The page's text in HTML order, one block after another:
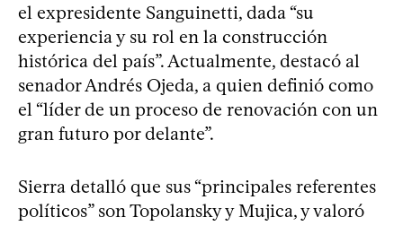
el expresidente Sanguinetti, dada “su
experiencia y su rol en la construcción
histórica del país”. Actualmente, destacó al
senador Andrés Ojeda, a quien definió como
el “líder de un proceso de renovación con un
gran futuro por delante”.
Sierra detalló que sus “principales referentes
políticos” son Topolansky y Mujica, y valoró